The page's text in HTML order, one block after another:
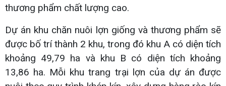
thương phẩm chất lượng cao.
Dự án khu chăn nuôi lợn giống và thương phẩm sẽ
được bố trí thành 2 khu, trong đó khu A có diện tích
khoảng 49,79 ha và khu B có diện tích khoảng
13,86 ha. Mỗi khu trang trại lợn của dự án được